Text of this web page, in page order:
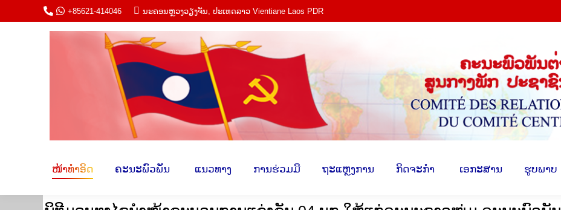
+85621-414046 ນະ​ຄອນຫຼວງວຽງ​ຈັນ, ປະ​ເທດ​ລາວ Vientiane Laos PDR
ໜ້າ​ທຳ​ອິດ ຄະ​ນະພົວ​ພັນ​ ​ ແນວ​ທາງ​ ​ການ​ຮ່ວມ​ມື ​ຖະ​ແຫຼງ​ການ ​ກິດ​ຈະ​ກຳ ​ ເອ​ກະ​ສານ ​ຮູບ​ພາບ
ໜ້າ​ທຳ​ອິດ ຄະ​ນະພົວ​ພັນ​ ​ ແນວ​ທາງ​ ​ການ​ຮ່ວມ​ມື ​ຖະ​ແຫຼງ​ການ ​ກິດ​ຈະ​ກຳ ​ ເອ​ກະ​ສານ